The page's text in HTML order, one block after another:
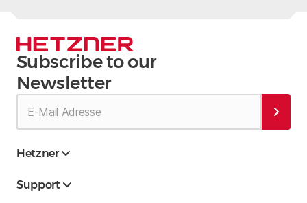
Subscribe to our
Newsletter
Hetzner
Support